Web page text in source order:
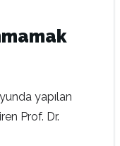
yapılan
Prof. Dr.